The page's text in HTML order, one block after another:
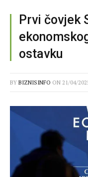
Prvi čovjek
ostavku
BY BIZNISINFO ON 21/04/